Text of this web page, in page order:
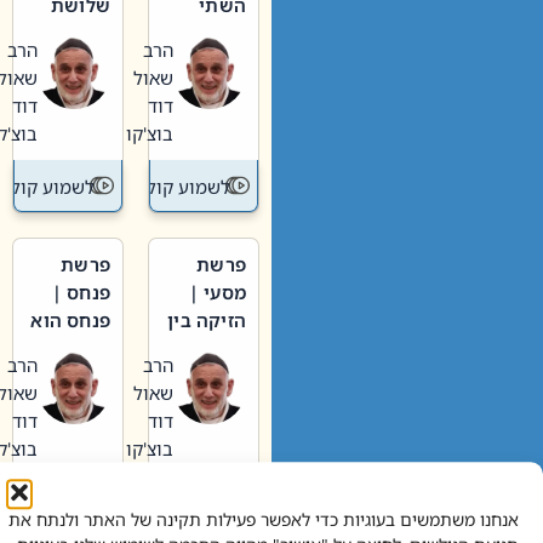
אנחנו משתמשים בעוגיות כדי לאפשר פעילות תקינה של האתר ולנתח את
וערב של
חיינו
הרב
שאול
דוד
בוצ'קו
לשמוע קול תורה – מדרש
האבות
הרב
שאול
דוד
בוצ'קו
לשמוע קול
פרשת
מסעי |
הזיקה בין
הגדול לעם הרב
שאול
דוד
בוצ'קו
לשמוע קול תורה – מדרש
פרשת
פנחס |
פנחס הוא
אליהו: בין
קנאות
הורסת
לקנאות
בונה
הרב
שאול
דוד
בוצ'קו
לשמוע קול